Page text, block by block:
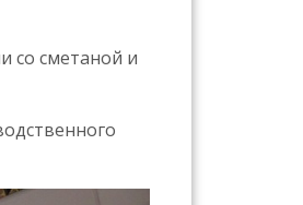
со сметаной и